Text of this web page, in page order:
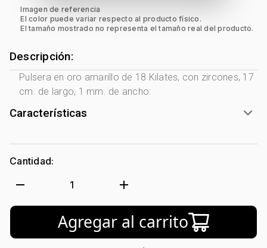
Imagen de referencia
El color puede variar respecto al producto físico.
El tamaño mostrado no representa el tamaño real del producto.
Descripción:
Pulsera en oro amarillo de 18 Kilates, con zircones, 17
cm. de largo, 1 mm. de ancho:
Características
Género: Mujer
Tono Metal:
Metal: Oro 18 Kilates
Figuras Geométricas
Longitud: 17
Tipo de terminado:
Liso
Tipo de Broche:
Pico Loro
Cantidad:
remove 1 add
Agregar al carrito